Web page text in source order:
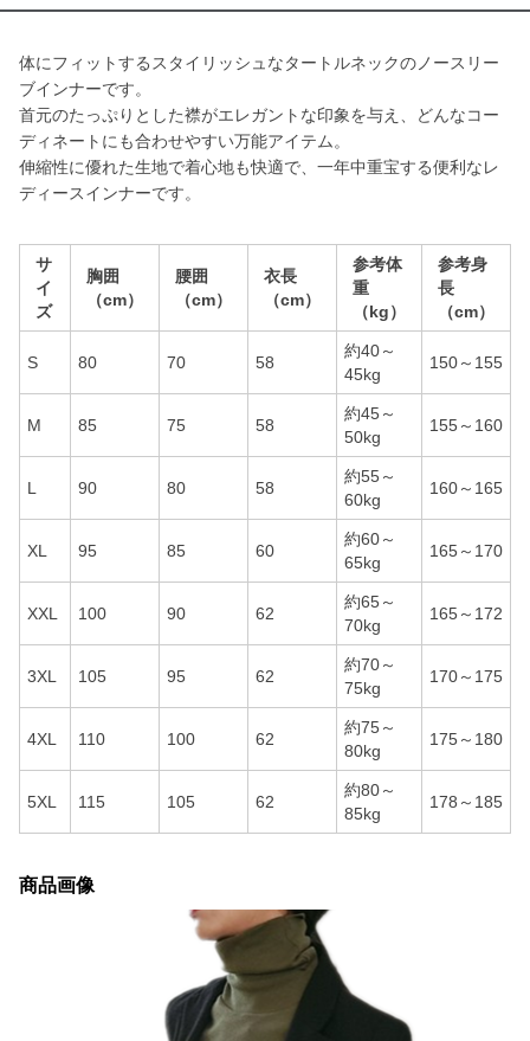
体にフィットするスタイリッシュなタートルネックのノースリー
ブインナーです。
首元のたっぷりとした襟がエレガントな印象を与え、どんなコー
ディネートにも合わせやすい万能アイテム。
伸縮性に優れた生地で着心地も快適で、一年中重宝する便利なレ
ディースインナーです。
サ
イ
ズ
胸囲
（cm）
腰囲
（cm）
衣長
（cm）
参考体
重
（kg）
参考身
長
（cm）
S 80 70 58
約40～
45kg
150～155
M 85 75 58
約45～
50kg
155～160
L 90 80 58
約55～
60kg
160～165
XL 95 85 60
約60～
65kg
165～170
XXL 100 90 62
約65～
70kg
165～172
3XL 105 95 62
約70～
75kg
170～175
4XL 110 100 62
約75～
80kg
175～180
5XL 115 105 62
約80～
85kg
178～185
商品画像